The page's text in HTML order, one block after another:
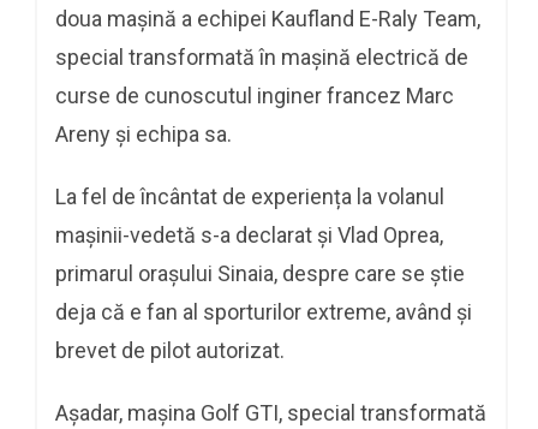
doua mașină a echipei Kaufland E-Raly Team,
special transformată în mașină electrică de
curse de cunoscutul inginer francez Marc
Areny și echipa sa.
La fel de încântat de experiența la volanul
mașinii-vedetă s-a declarat și Vlad Oprea,
primarul orașului Sinaia, despre care se știe
deja că e fan al sporturilor extreme, având și
brevet de pilot autorizat.
Așadar, mașina Golf GTI, special transformată